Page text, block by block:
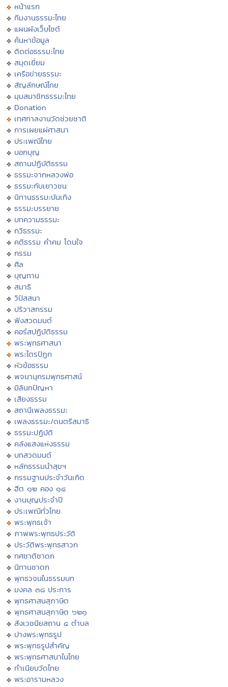
หน้าแรก
ทีมงานธรรมะไทย
แผนผังเว็บไซต์
ค้นหาข้อมูล
ติดต่อธรรมะไทย
สมุดเยี่ยม
เครือข่ายธรรมะ
สัญลักษณ์ไทย
มุมสมาชิกธรรมะไทย
Donation
เทศกาลงานวัดช่วยชาติ
การเผยแผ่ศาสนา
ประเพณีไทย
บอกบุญ
สถานปฏิบัติธรรม
ธรรมะจากหลวงพ่อ
ธรรมะกับเยาวชน
นิทานธรรมะบันเทิง
ธรรมะบรรยาย
บทความธรรมะ
กวีธรรมะ
คติธรรม คำคม โดนใจ
กรรม
ศีล
บุญทาน
สมาธิ
วิปัสสนา
ปริวาสกรรม
ฟังสวดมนต์
คอร์สปฏิบัติธรรม
พระพุทธศาสนา
พระไตรปิฏก
หัวข้อธรรม
พจนานุกรมพุทธศาสน์
มิลินทปัญหา
เสียงธรรม
สถานีเพลงธรรมะ
เพลงธรรมะ/ดนตรีสมาธิ
ธรรมะปฏิบัติ
คลังแสงแห่งธรรม
บทสวดมนต์
หลักธรรมนำสุขฯ
กรรมฐานประจำวันเกิด
ฮีต ๑๒ คอง ๑๔
งานบุญประจำปี
ประเพณีทั่วไทย
พระพุทธเจ้า
ภาพพระพุทธประวัติ
ประวัติพระพุทธสาวก
ทศชาติชาดก
นิทานชาดก
พุทธวจนในธรรมบท
มงคล ๓๘ ประการ
พุทธศาสนสุภาษิต
พุทธศาสนสุภาษิต ๖๒๑
สังเวชนียสถาน ๔ ตำบล
ปางพระพุทธรูป
พระพุทธรูปสำคัญ
พระพุทธศาสนาในไทย
ทำเนียบวัดไทย
พระอารามหลวง